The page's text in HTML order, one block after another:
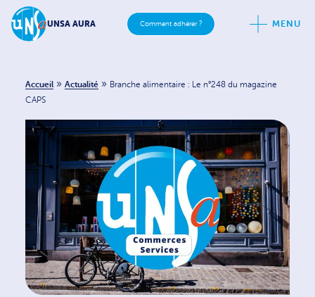
UNSA AURA MENU
Comment adhérer ?
Accueil » Actualité » Branche alimentaire : Le n°248 du magazine
CAPS